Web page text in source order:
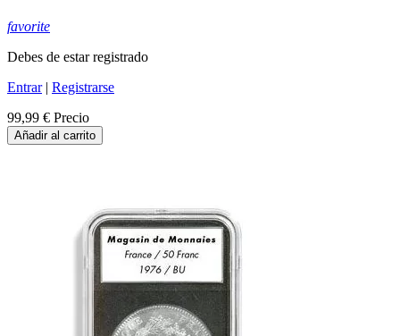
favorite
Debes de estar registrado
Entrar| Registrarse
99,99 € Precio
Añadir al carrito